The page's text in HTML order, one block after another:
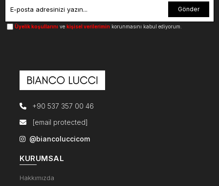
Gönder
Üyelik koşullarını ve kişisel verilerimin korunmasını kabul ediyorum.
+90 537 357 00 46
[email protected]
@biancoluccicom
KURUMSAL
Hakkımızda